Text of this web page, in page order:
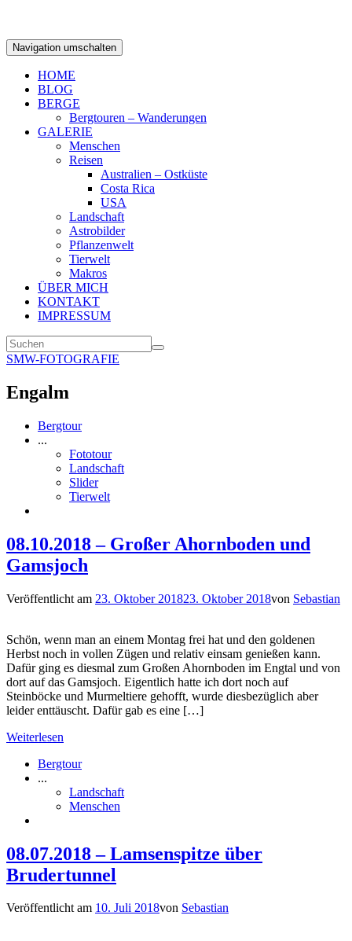
Navigation umschalten
HOME
BLOG
BERGE
Bergtouren – Wanderungen
GALERIE
Menschen
Reisen
Australien – Ostküste
Costa Rica
USA
Landschaft
Astrobilder
Pflanzenwelt
Tierwelt
Makros
ÜBER MICH
KONTAKT
IMPRESSUM
SMW-FOTOGRAFIE
Engalm
Bergtour
...
Fototour
Landschaft
Slider
Tierwelt
08.10.2018 – Großer Ahornboden und
Gamsjoch
Veröffentlicht am 23. Oktober 201823. Oktober 2018von Sebastian
Schön, wenn man an einem Montag frei hat und den goldenen
Herbst noch in vollen Zügen und relativ einsam genießen kann.
Dafür ging es diesmal zum Großen Ahornboden im Engtal und von
dort auf das Gamsjoch. Eigentlich hatte ich dort noch auf
Steinböcke und Murmeltiere gehofft, wurde diesbezüglich aber
leider enttäuscht. Dafür gab es eine […]
Weiterlesen
Bergtour
...
Landschaft
Menschen
08.07.2018 – Lamsenspitze über
Brudertunnel
Veröffentlicht am 10. Juli 2018von Sebastian